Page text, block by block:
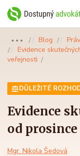
●●● Blog
Evidence
veřejnosti
DŮLEŽITÉ
Evidence
od
Mgr. Nikola Šedová